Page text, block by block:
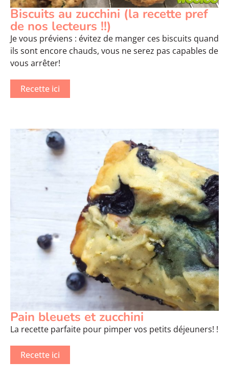
Biscuits au zucchini (la recette pref
de nos lecteurs !!)
Je vous préviens : évitez de manger ces biscuits quand
ils sont encore chauds, vous ne serez pas capables de
vous arrêter!
Recette ici
Pain bleuets et zucchini
La recette parfaite pour pimper vos petits déjeuners! !
Recette ici